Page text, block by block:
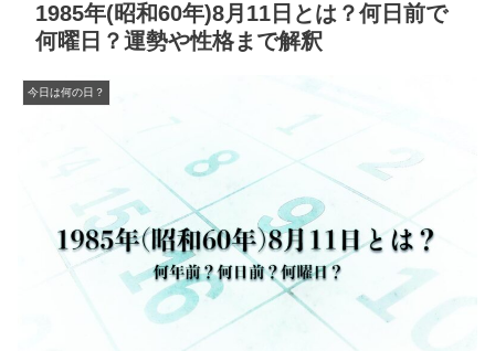
1985年(昭和60年)8月11日とは？何日前で
何曜日？運勢や性格まで解釈
今日は何の日？